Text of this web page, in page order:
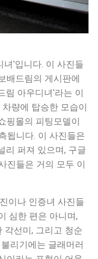
'입니다. 이 사진들
배드림의 게시판에
림 아우디녀'라는 이
량에 탑승한 모습이
핑몰의 피팅모델이
됩니다. 이 사진들은
리 퍼져 있으며, 구글
진들은 거의 모두 이
이나 인증녀 사진들
심한 편은 아니며,
각선미, 그리고 청순
리기에는 글래머러